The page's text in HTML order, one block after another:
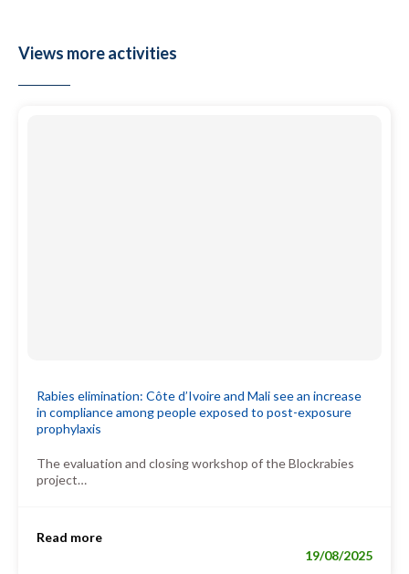
Views more activities
Rabies elimination: Côte d’Ivoire and Mali see an increase
in compliance among people exposed to post-exposure
prophylaxis
The evaluation and closing workshop of the Blockrabies
project…
Read more
19/08/2025